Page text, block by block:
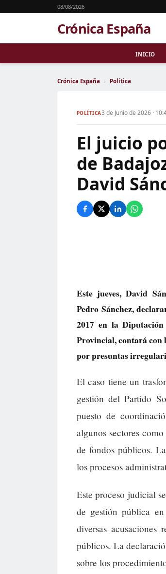
08/08/2026
Crónica España
INICIO
Crónica España › Política
POLÍTICA3 de Junio de 2026 ·
El juicio
de
David
Este jueves, David
Pedro Sánchez,
2017 en la
Provincial, contará con
por presuntas
El caso tiene un
gestión del Partido
puesto de
algunos sectores
de fondos públicos.
los procesos
Este proceso judicial
de gestión pública
diversas
públicos. La
sobre los